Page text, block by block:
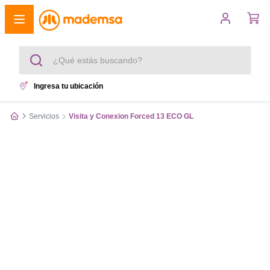
¿Qué estás buscando?
Ingresa tu ubicación
Servicios Visita y Conexion Forced 13 ECO GL